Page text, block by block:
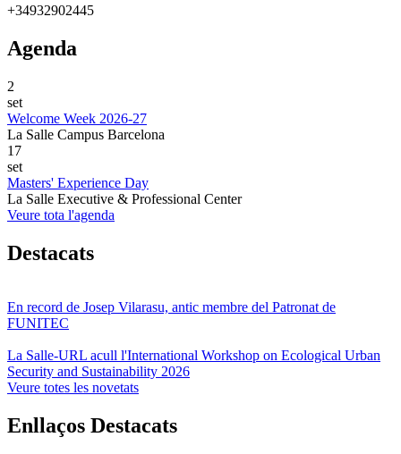
+34932902445
Agenda
2
set
Welcome Week 2026-27
La Salle Campus Barcelona
17
set
Masters' Experience Day
La Salle Executive & Professional Center
Veure tota l'agenda
Destacats
En record de Josep Vilarasu, antic membre del Patronat de
FUNITEC
La Salle-URL acull l'International Workshop on Ecological Urban
Security and Sustainability 2026
Veure totes les novetats
Enllaços Destacats